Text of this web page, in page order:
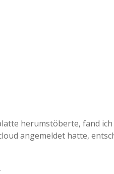
her­um­stö­ber­te, fand
ange­mel­det hatte,